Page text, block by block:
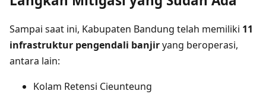
Sampai saat ini, Kabupaten Bandung telah memiliki 11
infrastruktur pengendali banjiryang beroperasi,
antara lain:
Kolam Retensi Cieunteung